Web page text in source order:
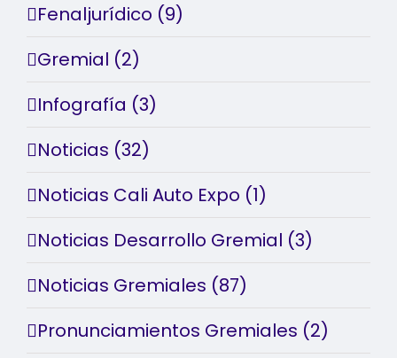
Fenaljurídico (9)
Gremial (2)
Infografía (3)
Noticias (32)
Noticias Cali Auto Expo (1)
Noticias Desarrollo Gremial (3)
Noticias Gremiales (87)
Pronunciamientos Gremiales (2)